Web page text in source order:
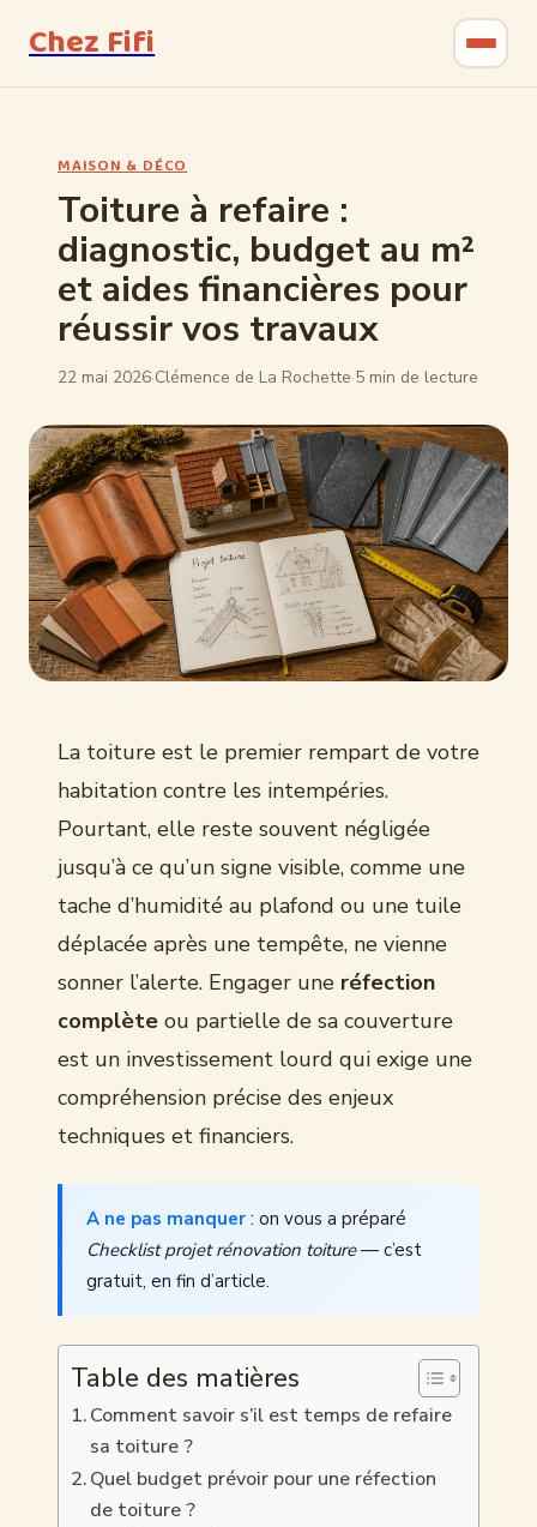
Chez Fifi
Bricolage
Jardinage
Maison & Déco
MAISON & DÉCO
Toiture à refaire :
diagnostic, budget au m²
et aides financières pour
réussir vos travaux
22 mai 2026·Clémence de La Rochette·5 min de lecture
La toiture est le premier rempart de votre
habitation contre les intempéries.
Pourtant, elle reste souvent négligée
jusqu’à ce qu’un signe visible, comme une
tache d’humidité au plafond ou une tuile
déplacée après une tempête, ne vienne
sonner l’alerte. Engager une réfection
complète ou partielle de sa couverture
est un investissement lourd qui exige une
compréhension précise des enjeux
techniques et financiers.
A ne pas manquer : on vous a préparé
Checklist projet rénovation toiture— c’est
gratuit, en fin d’article.
Table des matières
Comment savoir s’il est temps de refaire
sa toiture ?
Quel budget prévoir pour une réfection
de toiture ?